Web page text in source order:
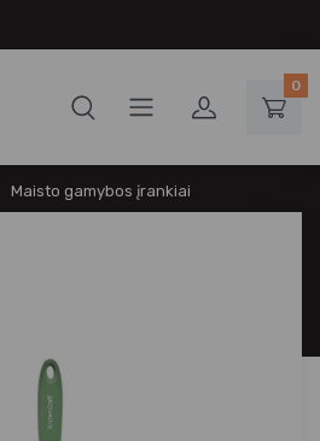
0
Maisto gamybos įrankiai